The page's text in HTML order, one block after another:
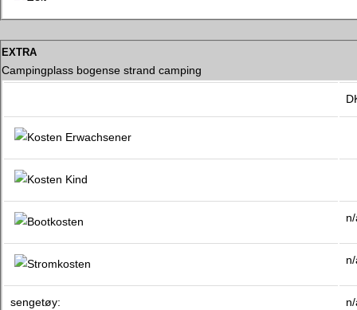
extra
Campingplass bogense strand camping
sengetøy: